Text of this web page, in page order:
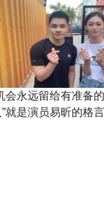
会永远留给有准备的
”就是演员易昕的格言